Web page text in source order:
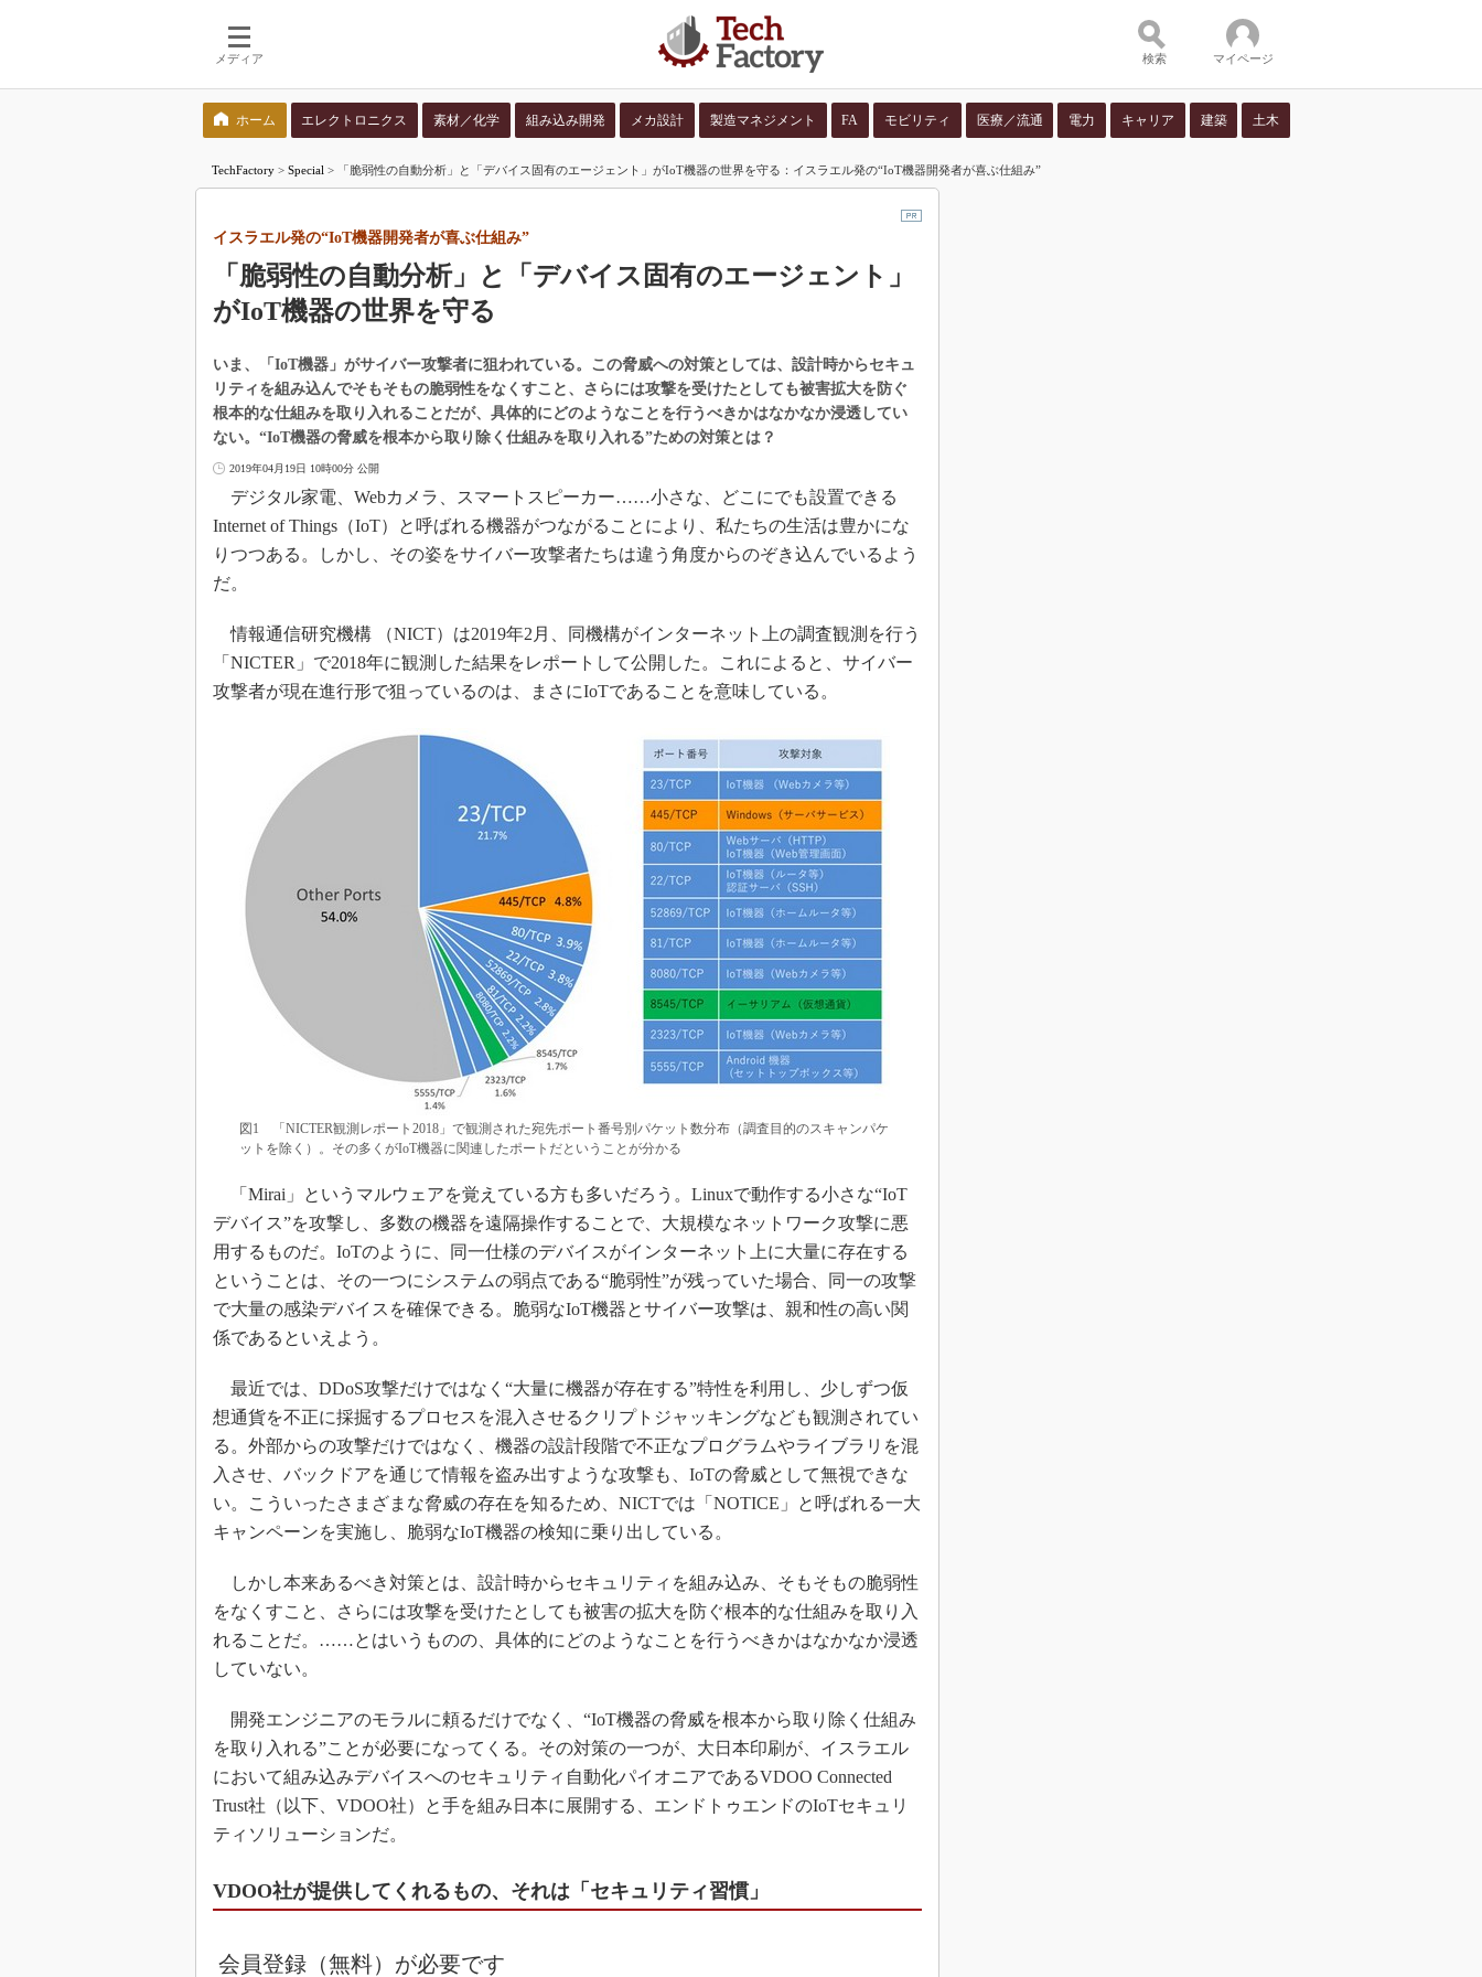
メディア
検索語を入力してください コンテンツ：
並び順：
検索 マイページ
ホーム エレクトロニクス 素材／化学 組み込み開発 メカ設計 製造マネジメント FA モビリティ 医療／流通 電力 キャリア 建築 土木
TechFactory > Special > 「脆弱性の自動分析」と「デバイス固有のエージェント」がIoT機器の世界を守る：イスラエル発の“IoT機器開発者が喜ぶ仕組み”
「脆弱性の自動分析」と「デバイス固有のエージェント」
がIoT機器の世界を守る
イスラエル発の“IoT機器開発者が喜ぶ仕組み”
いま、「IoT機器」がサイバー攻撃者に狙われている。この脅威への対策としては、設計時からセキュ
リティを組み込んでそもそもの脆弱性をなくすこと、さらには攻撃を受けたとしても被害拡大を防ぐ
根本的な仕組みを取り入れることだが、具体的にどのようなことを行うべきかはなかなか浸透してい
ない。“IoT機器の脅威を根本から取り除く仕組みを取り入れる”ための対策とは？
2019年04月19日 10時00分 公開
デジタル家電、Webカメラ、スマートスピーカー……小さな、どこにでも設置できる
Internet of Things（IoT）と呼ばれる機器がつながることにより、私たちの生活は豊かにな
りつつある。しかし、その姿をサイバー攻撃者たちは違う角度からのぞき込んでいるよう
だ。
情報通信研究機構 （NICT）は2019年2月、同機構がインターネット上の調査観測を行う
「NICTER」で2018年に観測した結果をレポートして公開した。これによると、サイバー
攻撃者が現在進行形で狙っているのは、まさにIoTであることを意味している。
図1 「NICTER観測レポート2018」で観測された宛先ポート番号別パケット数分布（調査目的のスキャンパケ
ットを除く）。その多くがIoT機器に関連したポートだということが分かる
「Mirai」というマルウェアを覚えている方も多いだろう。Linuxで動作する小さな“IoT
デバイス”を攻撃し、多数の機器を遠隔操作することで、大規模なネットワーク攻撃に悪
用するものだ。IoTのように、同一仕様のデバイスがインターネット上に大量に存在する
ということは、その一つにシステムの弱点である“脆弱性”が残っていた場合、同一の攻撃
で大量の感染デバイスを確保できる。脆弱なIoT機器とサイバー攻撃は、親和性の高い関
係であるといえよう。
最近では、DDoS攻撃だけではなく“大量に機器が存在する”特性を利用し、少しずつ仮
想通貨を不正に採掘するプロセスを混入させるクリプトジャッキングなども観測されてい
る。外部からの攻撃だけではなく、機器の設計段階で不正なプログラムやライブラリを混
入させ、バックドアを通じて情報を盗み出すような攻撃も、IoTの脅威として無視できな
い。こういったさまざまな脅威の存在を知るため、NICTでは「NOTICE」と呼ばれる一大
キャンペーンを実施し、脆弱なIoT機器の検知に乗り出している。
しかし本来あるべき対策とは、設計時からセキュリティを組み込み、そもそもの脆弱性
をなくすこと、さらには攻撃を受けたとしても被害の拡大を防ぐ根本的な仕組みを取り入
れることだ。……とはいうものの、具体的にどのようなことを行うべきかはなかなか浸透
していない。
開発エンジニアのモラルに頼るだけでなく、“IoT機器の脅威を根本から取り除く仕組み
を取り入れる”ことが必要になってくる。その対策の一つが、大日本印刷が、イスラエル
において組み込みデバイスへのセキュリティ自動化パイオニアであるVDOO Connected
Trust社（以下、VDOO社）と手を組み日本に展開する、エンドトゥエンドのIoTセキュリ
ティソリューションだ。
VDOO社が提供してくれるもの、それは「セキュリティ習慣」
会員登録（無料）が必要です